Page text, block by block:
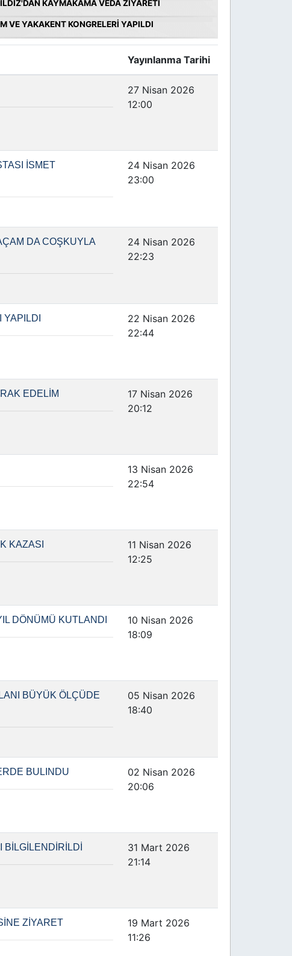
KAYMAKAMA VEDA ZİYARETİ
VE YAKAKENT KONGRELERİ YAPILDI
Yayınlanma Tarihi
27 Nisan 2026
12:00
İSMET
24 Nisan 2026
23:00
DA COŞKUYLA
24 Nisan 2026
22:23
22 Nisan 2026
22:44
EDELİM
17 Nisan 2026
20:12
13 Nisan 2026
22:54
KAZASI
11 Nisan 2026
12:25
DÖNÜMÜ KUTLANDI
10 Nisan 2026
18:09
BÜYÜK ÖLÇÜDE
05 Nisan 2026
18:40
BULINDU
02 Nisan 2026
20:06
31 Mart 2026
21:14
ZİYARET
19 Mart 2026
11:26